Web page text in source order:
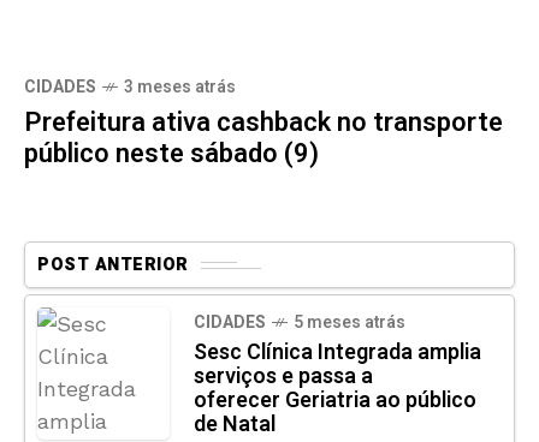
CIDADES 3 meses atrás
Prefeitura ativa cashback no transporte
público neste sábado (9)
POST ANTERIOR
CIDADES 5 meses atrás
Sesc Clínica Integrada amplia
serviços e passa a
oferecer Geriatria ao público
de Natal